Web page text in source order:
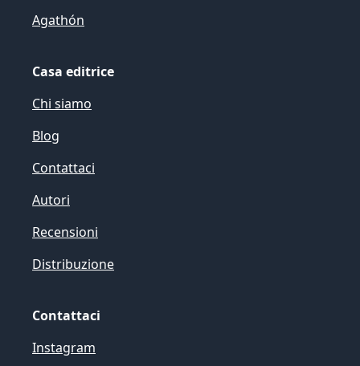
Agathón
Casa editrice
Chi siamo
Blog
Contattaci
Autori
Recensioni
Distribuzione
Contattaci
Instagram